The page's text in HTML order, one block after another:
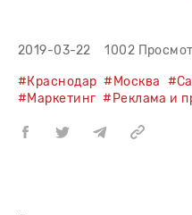
2019-03-22 1002
#Краснодар #Москва
#Маркетинг #Реклама и